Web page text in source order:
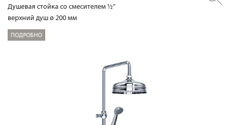
Душевая стойка со смесителем ½"
верхний душ ø 200 мм
ПОДРОБНО